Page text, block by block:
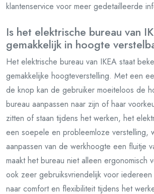
klantenservice voor meer gedetailleerde
Is het elektrische bureau van
gemakkelijk in hoogte
Het elektrische bureau van IKEA staat
gemakkelijke hoogteverstelling. Met een
de knop kan de gebruiker moeiteloos de
bureau aanpassen naar zijn of haar
zitten of staan tijdens het werken, het
een soepele en probleemloze verstelling,
aanpassen van de werkhoogte een fluitje
maakt het bureau niet alleen ergonomisch
ook zeer gebruiksvriendelijk voor
naar comfort en flexibiliteit tijdens het